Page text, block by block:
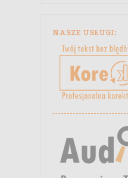
NASZE USŁUGI: